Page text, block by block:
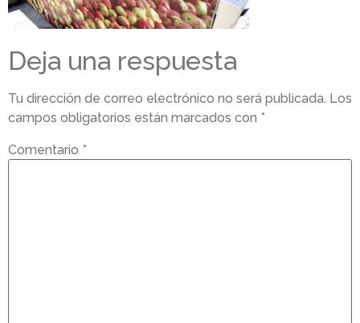
Deja una respuesta
Tu dirección de correo electrónico no será publicada. Los
campos obligatorios están marcados con *
Comentario *